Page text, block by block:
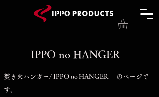
​IPPO no HANGER
焚き火ハンガー/ IPPO no HANGER のページで
す。